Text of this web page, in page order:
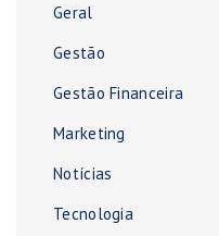
Geral
Gestão
Gestão Financeira
Marketing
Notícias
Tecnologia